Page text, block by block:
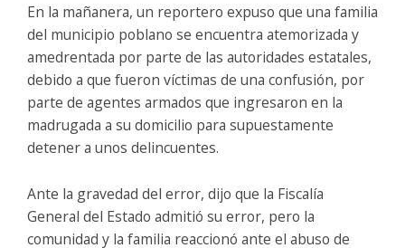
En la mañanera, un reportero expuso que una familia
del municipio poblano se encuentra atemorizada y
amedrentada por parte de las autoridades estatales,
debido a que fueron víctimas de una confusión, por
parte de agentes armados que ingresaron en la
madrugada a su domicilio para supuestamente
detener a unos delincuentes.
Ante la gravedad del error, dijo que la Fiscalía
General del Estado admitió su error, pero la
comunidad y la familia reaccionó ante el abuso de